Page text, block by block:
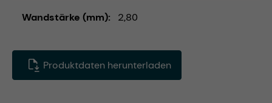
Wandstärke (mm) 2,80
Produktdaten herunterladen